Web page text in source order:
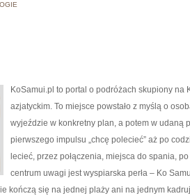
KoSamui.pl to portal o podróżach skupiony
azjatyckim. To miejsce powstało z myślą o
wyjeździe w konkretny plan, a potem w udaną
pierwszego impulsu „chcę polecieć” aż po
lecieć, przez połączenia, miejsca do spania,
centrum uwagi jest wyspiarska perła – Ko
kończą się na jednej plaży ani na jednym